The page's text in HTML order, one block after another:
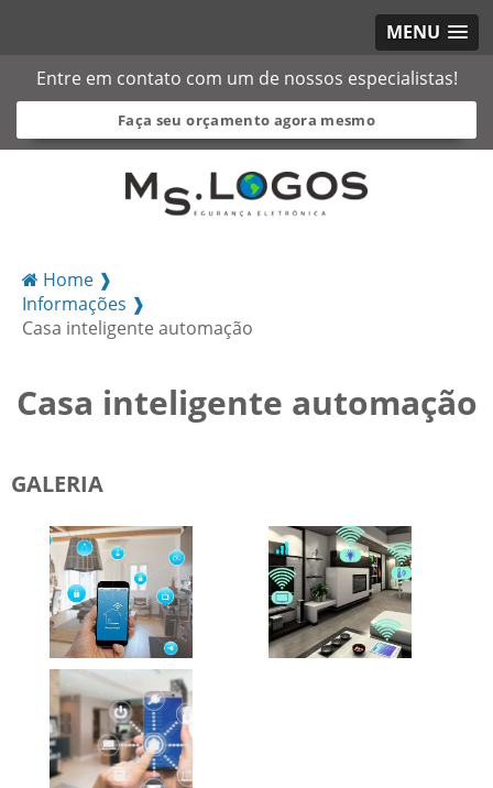
MENU
Entre em contato com um de nossos especialistas!
Faça seu orçamento agora mesmo
Home ❱
Informações ❱
Casa inteligente automação
Casa inteligente automação
GALERIA